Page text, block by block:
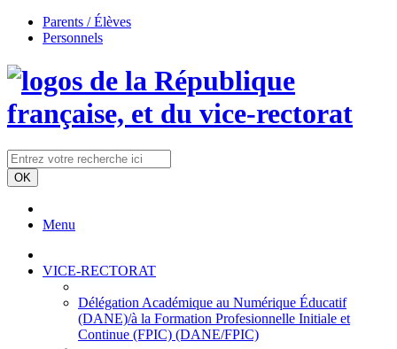
Parents / Élèves
Personnels
Menu
VICE-RECTORAT
Délégation Académique au Numérique Éducatif
(DANE)/à la Formation Profesionnelle Initiale et
Continue (FPIC) (DANE/FPIC)